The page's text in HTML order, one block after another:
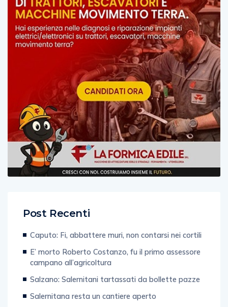
Post Recenti
Caputo: Fi, abbattere muri, non contarsi nei cortili
E’ morto Roberto Costanzo, fu il primo assessore
campano all’agricoltura
Salzano: Salernitani tartassati da bollette pazze
Salernitana resta un cantiere aperto